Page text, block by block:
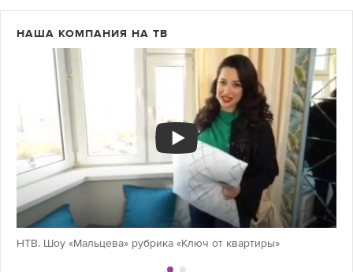
НАША КОМПАНИЯ НА ТВ
НТВ. Шоу «Мальцева» рубрика «Ключ от квартиры»